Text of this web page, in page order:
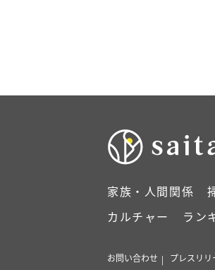
家族・人間関係
カルチャー
ラン
お問い合わせ プレスリリ